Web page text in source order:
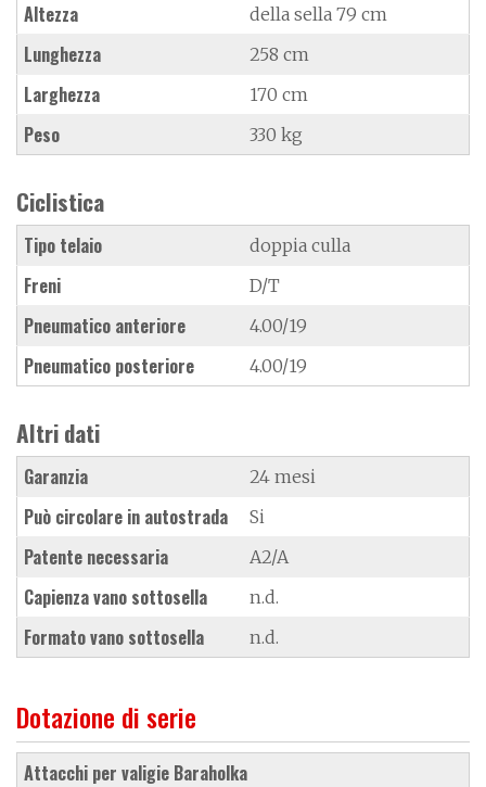
Altezza della sella 79 cm
Lunghezza 258 cm
Larghezza 170 cm
Peso 330 kg
Ciclistica
Tipo telaio doppia culla
Freni D/T
Pneumatico anteriore 4.00/19
Pneumatico posteriore 4.00/19
Altri dati
Garanzia 24 mesi
Può circolare in autostrada Si
Patente necessaria A2/A
Capienza vano sottosella n.d.
Formato vano sottosella n.d.
Dotazione di serie
attacchi per valigie Baraholka